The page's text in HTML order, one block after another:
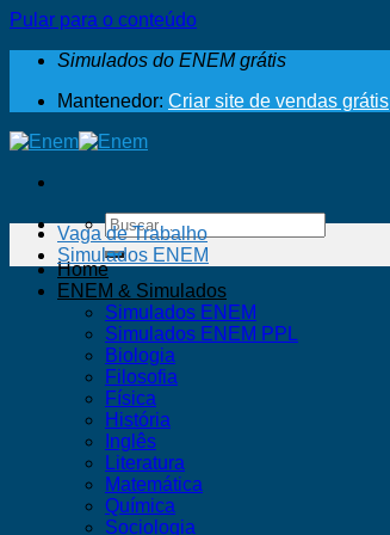
Pular para o conteúdo
Simulados do ENEM grátis
Mantenedor: Criar site de vendas grátis
Home
ENEM & Simulados
Simulados ENEM
Simulados ENEM PPL
Biologia
Filosofia
Física
História
Inglês
Literatura
Matemática
Química
Sociologia
Vaga de Trabalho
Simulados ENEM